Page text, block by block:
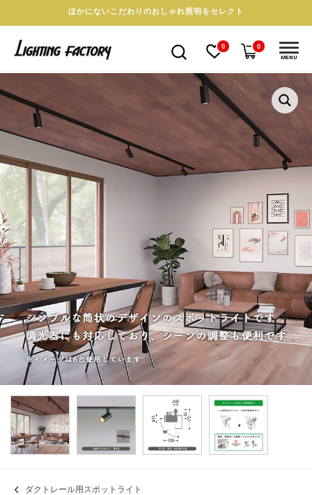
ほかにないこだわりのおしゃれ照明をセレクト
0 0
MENU
ダクトレール用スポットライト